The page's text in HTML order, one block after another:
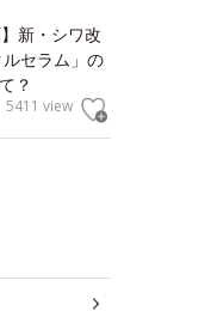
新・シワ改
セラム」の
？
5411 view